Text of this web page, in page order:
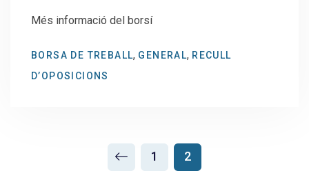
Més informació del borsí
BORSA DE TREBALL, GENERAL, RECULL
D’OPOSICIONS
1 2